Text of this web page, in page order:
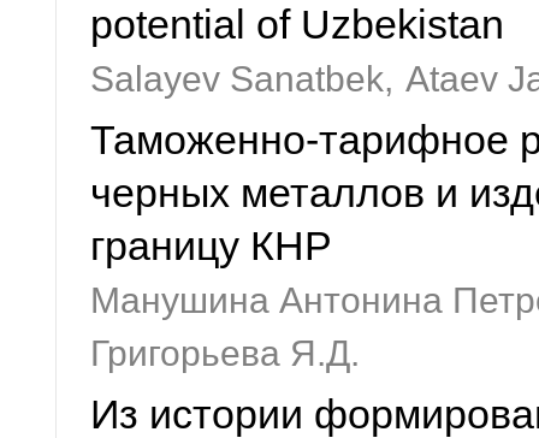
potential of Uzbekistan
Salayev Sanatbek, Ataev
Таможенно-тарифное
черных металлов и
границу КНР
Манушина Антонина
Григорьева Я.Д.
Из истории